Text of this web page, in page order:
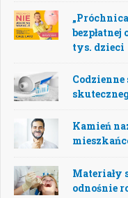
tys. dzieci
Kamień
Materiały
odnośnie